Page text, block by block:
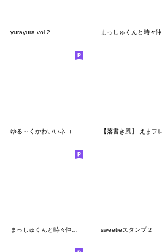
yurayura vol.2
sweetieスタンプ２